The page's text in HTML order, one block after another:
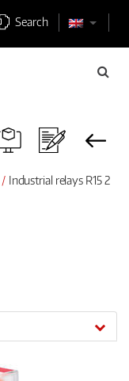
Search
Industrial relays R15 2